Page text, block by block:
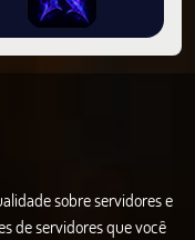
sobre servidores e
de servidores que você